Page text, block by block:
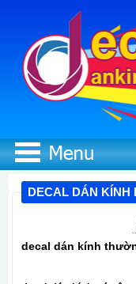
DECAL DÁN KÍNH
decal dán kính